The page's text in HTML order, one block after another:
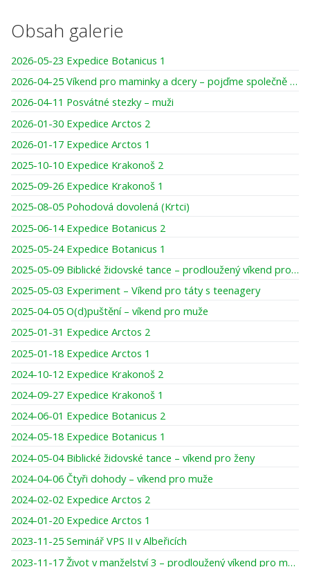
Obsah galerie
2026-05-23 Expedice Botanicus 1
2026-04-25 Víkend pro maminky a dcery – pojďme společně tvořit, smát se, darovat si čas
2026-04-11 Posvátné stezky – muži
2026-01-30 Expedice Arctos 2
2026-01-17 Expedice Arctos 1
2025-10-10 Expedice Krakonoš 2
2025-09-26 Expedice Krakonoš 1
2025-08-05 Pohodová dovolená (Krtci)
2025-06-14 Expedice Botanicus 2
2025-05-24 Expedice Botanicus 1
2025-05-09 Biblické židovské tance – prodloužený víkend pro ženy
2025-05-03 Experiment – Víkend pro táty s teenagery
2025-04-05 O(d)puštění – víkend pro muže
2025-01-31 Expedice Arctos 2
2025-01-18 Expedice Arctos 1
2024-10-12 Expedice Krakonoš 2
2024-09-27 Expedice Krakonoš 1
2024-06-01 Expedice Botanicus 2
2024-05-18 Expedice Botanicus 1
2024-05-04 Biblické židovské tance – víkend pro ženy
2024-04-06 Čtyři dohody – víkend pro muže
2024-02-02 Expedice Arctos 2
2024-01-20 Expedice Arctos 1
2023-11-25 Seminář VPS II v Albeřicích
2023-11-17 Život v manželství 3 – prodloužený víkend pro muže